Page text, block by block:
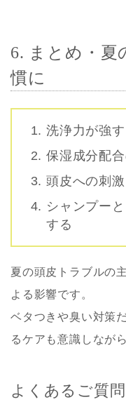
6. まとめ・夏
慣に
洗浄力が強
保湿成分配
頭皮への刺
シャンプー
する
夏の頭皮トラブルの
よる影響です。
ベタつきや臭い対策
るケアも意識しなが
よくあるご質問